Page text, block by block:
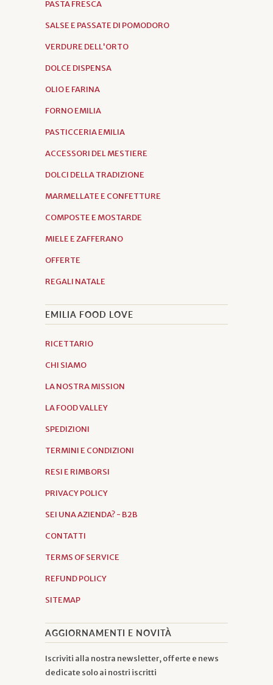
PASTA FRESCA
SALSE E PASSATE DI POMODORO
VERDURE DELL'ORTO
DOLCE DISPENSA
OLIO E FARINA
FORNO EMILIA
PASTICCERIA EMILIA
ACCESSORI DEL MESTIERE
DOLCI DELLA TRADIZIONE
MARMELLATE E CONFETTURE
COMPOSTE E MOSTARDE
MIELE E ZAFFERANO
OFFERTE
REGALI NATALE
EMILIA FOOD LOVE
RICETTARIO
CHI SIAMO
LA NOSTRA MISSION
LA FOOD VALLEY
SPEDIZIONI
TERMINI E CONDIZIONI
RESI E RIMBORSI
PRIVACY POLICY
SEI UNA AZIENDA? - B2B
CONTATTI
TERMS OF SERVICE
REFUND POLICY
SITEMAP
AGGIORNAMENTI E NOVITÀ
Iscriviti alla nostra newsletter, offerte e news
dedicate solo ai nostri iscritti